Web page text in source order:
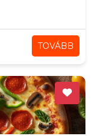
TOVÁBB